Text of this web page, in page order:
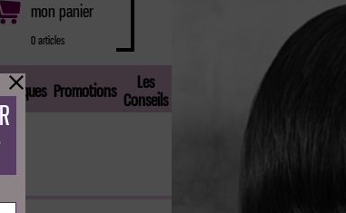
mon panier
0 articles
Marques Promotions
Les
Conseils